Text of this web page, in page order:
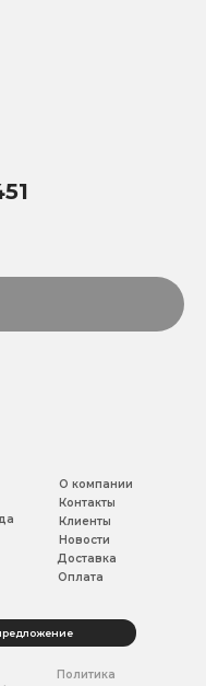
Политика
Контакты
Новости
Оплата
Доставка
Клиенты
О компании